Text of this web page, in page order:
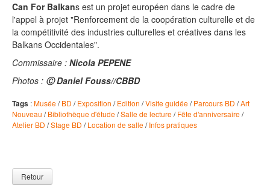
Can For Balkans est un projet européen dans le cadre de
l'appel à projet "Renforcement de la coopération culturelle et de
la compétitivité des industries culturelles et créatives dans les
Balkans Occidentales".
Commissaire : Nicola PEPENE
Photos : ⒸDaniel Fouss//CBBD
Tags :Musée/BD /Exposition /Edition /Visite guidée/Parcours BD /Art
Nouveau /Bibliothèque d'étude/Salle de lecture/Fête d'anniversaire/
Atelier BD /Stage BD /Location de salle/Infos pratiques
Retour